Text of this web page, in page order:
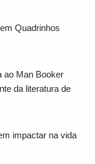
Quadrinhos
ao Man Booker
da literatura de
impactar na vida